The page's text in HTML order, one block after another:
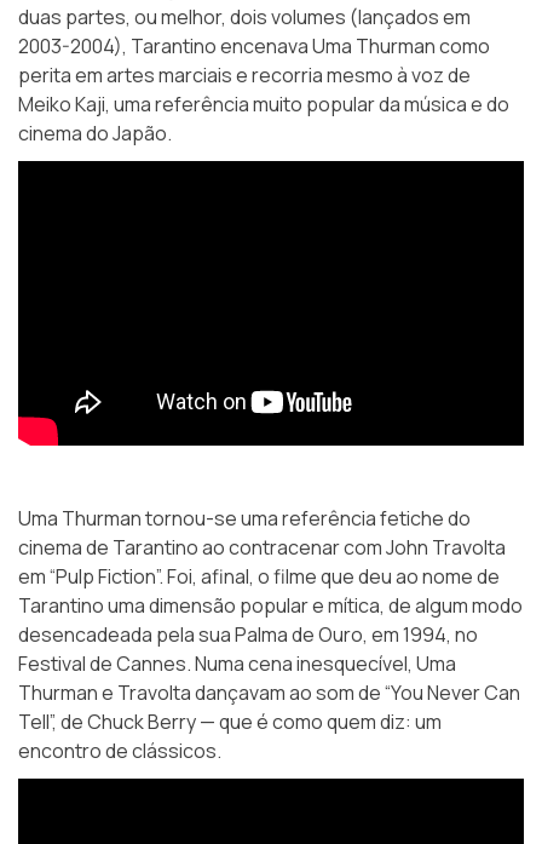
duas partes, ou melhor, dois volumes (lançados em
2003-2004), Tarantino encenava Uma Thurman como
perita em artes marciais e recorria mesmo à voz de
Meiko Kaji, uma referência muito popular da música e do
cinema do Japão.
Uma Thurman tornou-se uma referência fetiche do
cinema de Tarantino ao contracenar com John Travolta
em “Pulp Fiction”. Foi, afinal, o filme que deu ao nome de
Tarantino uma dimensão popular e mítica, de algum modo
desencadeada pela sua Palma de Ouro, em 1994, no
Festival de Cannes. Numa cena inesquecível, Uma
Thurman e Travolta dançavam ao som de “You Never Can
Tell”, de Chuck Berry — que é como quem diz: um
encontro de clássicos.